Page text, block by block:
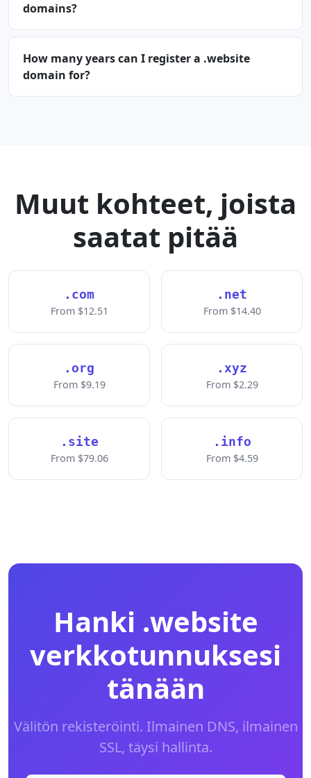
domains?
How many years can I register a .website
domain for?
Muut kohteet, joista
saatat pitää
.com
From $12.51
.net
From $14.40
.org
From $9.19
.xyz
From $2.29
.site
From $79.06
.info
From $4.59
Hanki .website
verkkotunnuksesi
tänään
Välitön rekisteröinti. Ilmainen DNS, ilmainen
SSL, täysi hallinta.